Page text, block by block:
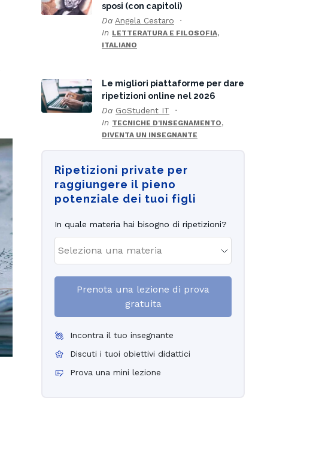
sposi (con capitoli)
Da Angela Cestaro
In LETTERATURA E FILOSOFIA,
ITALIANO
Le migliori piattaforme per dare
ripetizioni online nel 2026
Da GoStudent IT
In TECNICHE D'INSEGNAMENTO,
DIVENTA UN INSEGNANTE
Ripetizioni private per
raggiungere il pieno
potenziale dei tuoi figli
In quale materia hai bisogno di ripetizioni?
Prenota una lezione di prova
gratuita
Incontra il tuo insegnante
Discuti i tuoi obiettivi didattici
Prova una mini lezione